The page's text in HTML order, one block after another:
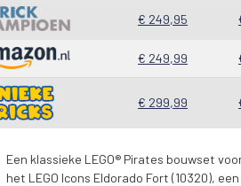
€ 249,95
€ 249,99
€ 299,99
Een klassieke LEGO® Pirates bouwset
het LEGO Icons Eldorado Fort (10320),